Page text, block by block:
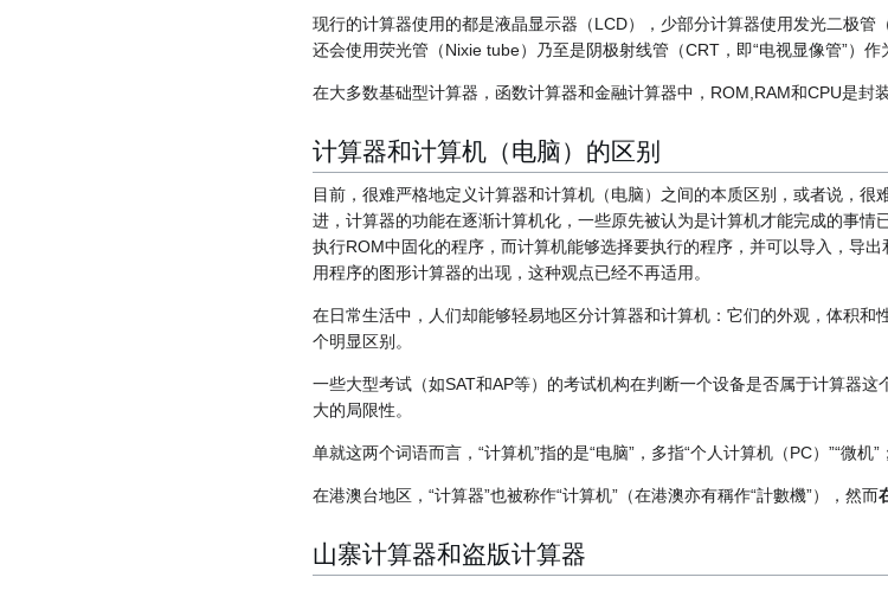
现行的计算器使用的都是液晶显示器（LCD），少部分计算器使用发光二极管
还会使用荧光管（Nixie tube）乃至是阴极射线管（CRT，即“电视显像管”）作
在大多数基础型计算器，函数计算器和金融计算器中，ROM,RAM和CPU是封装
计算器和计算机（电脑）的区别
目前，很难严格地定义计算器和计算机（电脑）之间的本质区别，或者说，
进，计算器的功能在逐渐计算机化，一些原先被认为是计算机才能完成的事
执行ROM中固化的程序，而计算机能够选择要执行的程序，并可以导入，导
用程序的图形计算器的出现，这种观点已经不再适用。
在日常生活中，人们却能够轻易地区分计算器和计算机：它们的外观，体积
个明显区别。
一些大型考试（如SAT和AP等）的考试机构在判断一个设备是否属于计算器
大的局限性。
单就这两个词语而言，“计算机”指的是“电脑”，多指“个人计算机（PC）”“微机”
在港澳台地区，“计算器”也被称作“计算机”（在港澳亦有稱作“計數機”），然而
山寨计算器和盗版计算器